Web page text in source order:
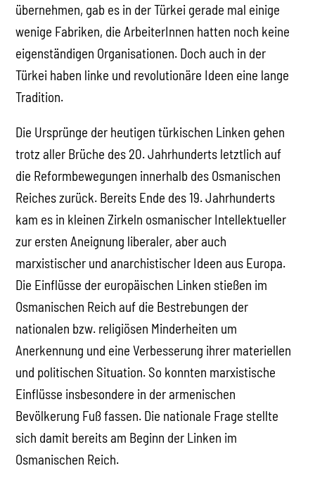
übernehmen, gab es in der Türkei gerade mal einige
wenige Fabriken, die ArbeiterInnen hatten noch keine
eigenständigen Organisationen. Doch auch in der
Türkei haben linke und revolutionäre Ideen eine lange
Tradition.
Die Ursprünge der heutigen türkischen Linken gehen
trotz aller Brüche des 20. Jahrhunderts letztlich auf
die Reformbewegungen innerhalb des Osmanischen
Reiches zurück. Bereits Ende des 19. Jahrhunderts
kam es in kleinen Zirkeln osmanischer Intellektueller
zur ersten Aneignung liberaler, aber auch
marxistischer und anarchistischer Ideen aus Europa.
Die Einflüsse der europäischen Linken stießen im
Osmanischen Reich auf die Bestrebungen der
nationalen bzw. religiösen Minderheiten um
Anerkennung und eine Verbesserung ihrer materiellen
und politischen Situation. So konnten marxistische
Einflüsse insbesondere in der armenischen
Bevölkerung Fuß fassen. Die nationale Frage stellte
sich damit bereits am Beginn der Linken im
Osmanischen Reich.